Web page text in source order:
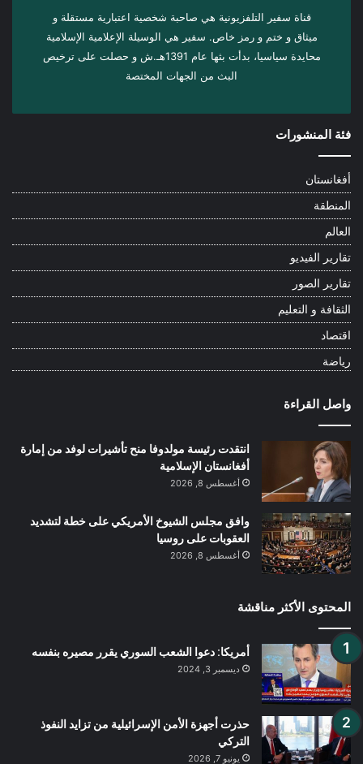
قناة سفير التلفزيونية هي صاحبة شخصية اعتبارية مستقلة و
ميثاق و ختم و رمز خاص. سفیر هي الوسيلة الإعلامية الإسلامية
محايدة سياسيا، بدأت بثها عام 1391هـ.ش و حصلت على ترخيص
البث من الجهات المختصة
فئة المنشورات
أفغانستان
المنطقة
العالم
تقارير الفيديو
تقارير الصور
الثقافة و التعليم
اقتصاد
رياضة
واصل القراءة
انتقدت رئيسة مولدوفا منح تأشيرات لوفد من إمارة
أفغانستان الإسلامية
أغسطس 8, 2026
وافق مجلس الشيوخ الأمريكي على خطة لتشديد
العقوبات على روسيا
أغسطس 8, 2026
المحتوى الأكثر مناقشة
أمريكا: دعوا الشعب السوري يقرر مصيره بنفسه
ديسمبر 3, 2024
حذرت أجهزة الأمن الإسرائيلية من تزايد النفوذ
التركي
يونيو 7, 2026